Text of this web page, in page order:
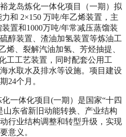
龙岛炼化一体化项目（一期）拟
和 2×150 万吨/年乙烯装置，主
置和1000万吨/年常减压蒸馏装
醇装置、渣油加氢装置等炼油工
烯、裂解汽油加氢、芳烃抽提、
工工艺装置，同时配套公用工
水取水及排水等设施。项目建设
24个月。
一体化项目(一期）是国家“十四
山东省新旧动能转换、产业结构
行业结构调整和转型升级，实现
意义。